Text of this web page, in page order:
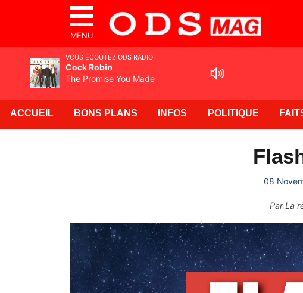
MENU
ACCUEIL BONS PLANS INFOS POLITIQUE
08
ParLa
VOUS ÉCOUTEZ ODS RADIO
Cock Robin
The Promise You Made